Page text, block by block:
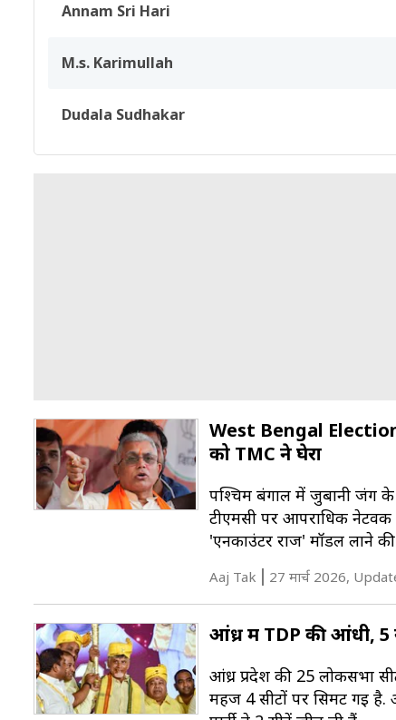
Annam Sri Hari
M.s. Karimullah
Dudala Sudhakar
West Bengal Election
को TMC ने घेरा
पश्चिम बंगाल में जुबानी जंग के
टीएमसी पर आपराधिक
'एनकाउंटर राज' मॉडल लाने
Aaj Tak 27 मार्च 2026,
आंध्र में TDP की आंधी, 5
आंध्र प्रदेश की 25 लोकसभा
महज 4 सीटों पर सिमट गई है.